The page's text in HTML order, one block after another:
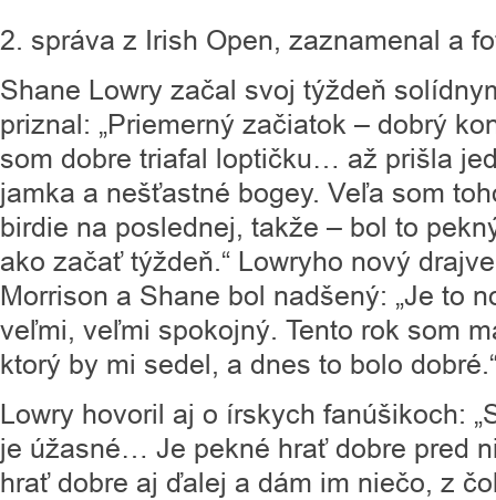
2. správa z Irish Open, zaznamenal a
Shane Lowry začal svoj týždeň
priznal: „Priemerný začiatok – dobrý
som dobre triafal loptičku… až prišla
jamka a nešťastné bogey. Veľa som
birdie na poslednej, takže – bol to
ako začať týždeň.“ Lowryho nový
Morrison a Shane bol nadšený: „Je to
veľmi, veľmi spokojný. Tento rok som
ktorý by mi sedel, a dnes to bolo
Lowry hovoril aj o írskych fanúšikoch:
je úžasné… Je pekné hrať dobre pred
hrať dobre aj ďalej a dám im niečo, z